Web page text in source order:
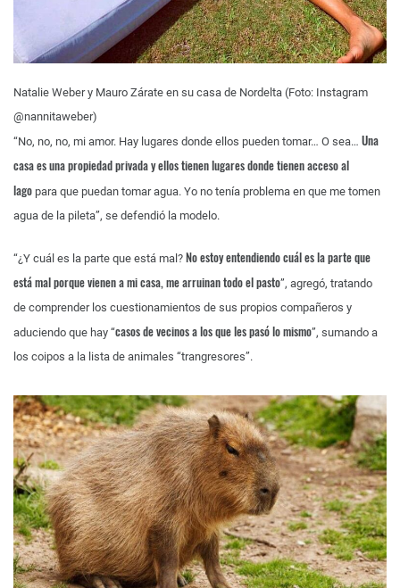
Natalie Weber y Mauro Zárate en su casa de Nordelta (Foto: Instagram
@nannitaweber)
“No, no, no, mi amor. Hay lugares donde ellos pueden tomar… O sea… Una
casa es una propiedad privada y ellos tienen lugares donde tienen acceso al
lago para que puedan tomar agua. Yo no tenía problema en que me tomen
agua de la pileta”, se defendió la modelo.
“¿Y cuál es la parte que está mal? No estoy entendiendo cuál es la parte que
está mal porque vienen a mi casa, me arruinan todo el pasto”, agregó, tratando
de comprender los cuestionamientos de sus propios compañeros y
aduciendo que hay “casos de vecinos a los que les pasó lo mismo”, sumando a
los coipos a la lista de animales “trangresores”.